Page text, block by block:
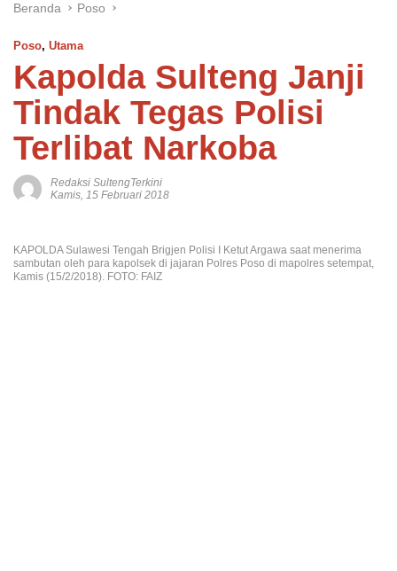
Beranda Poso
Poso, Utama
Kapolda Sulteng Janji
Tindak Tegas Polisi
Terlibat Narkoba
Redaksi SultengTerkini
Kamis, 15 Februari 2018
KAPOLDA Sulawesi Tengah Brigjen Polisi I Ketut Argawa saat menerima
sambutan oleh para kapolsek di jajaran Polres Poso di mapolres setempat,
Kamis (15/2/2018). FOTO: FAIZ